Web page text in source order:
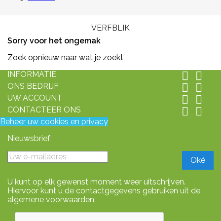
VERFBLIK
Sorry voor het ongemak
Zoek opnieuw naar wat je zoekt
INFORMATIE
 
ONS BEDRIJF  
UW ACCOUNT  
CONTACTEER ONS  
Beheer uw cookies en privacy
Nieuwsbrief
U kunt op elk gewenst moment weer uitschrijven.
Hiervoor kunt u de contactgegevens gebruiken uit de
algemene voorwaarden.